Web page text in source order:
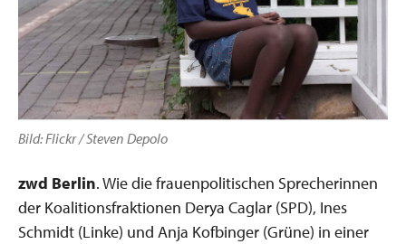
Bild: Flickr / Steven Depolo
zwd Berlin. Wie die frauenpolitischen Sprecherinnen
der Koalitionsfraktionen Derya Caglar (SPD), Ines
Schmidt (Linke) und Anja Kofbinger (Grüne) in einer